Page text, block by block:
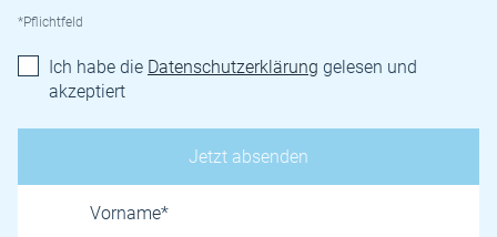
*Pflichtfeld
Ich habe die Datenschutzerklärung gelesen und
akzeptiert